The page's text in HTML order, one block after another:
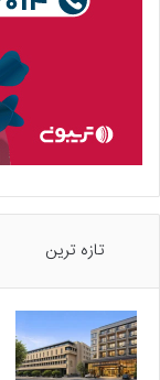
تازه ترین